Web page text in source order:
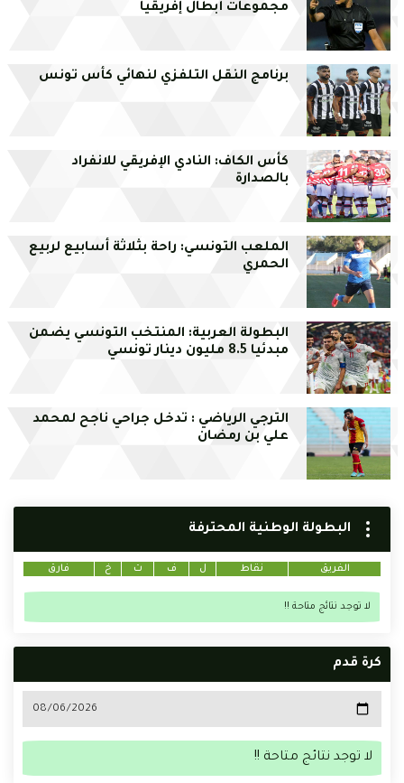
مجموعات أبطال إفريقيا
برنامج النقل التلفزي لنهائي كأس تونس
كأس الكاف: النادي الإفريقي للانفراد
بالصدارة
الملعب التونسي: راحة بثلاثة أسابيع لربيع
الحمري
البطولة العربية: المنتخب التونسي يضمن
مبدئيا 8.5 مليون دينار تونسي
الترجي الرياضي : تدخل جراحي ناجح لمحمد
علي بن رمضان
البطولة الوطنية المحترفة
الفريق نقاط ل ف ت خ فارق
لا توجد نتائج متاحة !!
كرة قدم
لا توجد نتائج متاحة !!